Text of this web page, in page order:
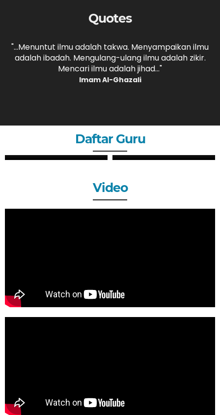
Quotes
"...Menuntut ilmu adalah takwa. Menyampaikan ilmu
adalah ibadah. Mengulang-ulang ilmu adalah zikir.
Mencari ilmu adalah jihad..."
Imam Al-Ghazali
Daftar Guru
ZHERY OKTANDI, S.Pd ANDRI MAULANA, S.Pd
Video